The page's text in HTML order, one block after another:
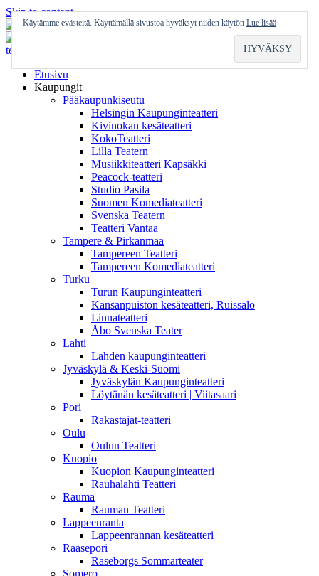
Skip to content
Etusivu
Kaupungit
Pääkaupunkiseutu
Helsingin Kaupunginteatteri
Kivinokan kesäteatteri
KokoTeatteri
Lilla Teatern
Musiikkiteatteri Kapsäkki
Peacock-teatteri
Studio Pasila
Suomen Komediateatteri
Svenska Teatern
Teatteri Vantaa
Tampere & Pirkanmaa
Tampereen Teatteri
Tampereen Komediateatteri
Turku
Turun Kaupunginteatteri
Kansanpuiston kesäteatteri, Ruissalo
Linnateatteri
Åbo Svenska Teater
Lahti
Lahden kaupunginteatteri
Jyväskylä & Keski-Suomi
Jyväskylän Kaupunginteatteri
Löytänän kesäteatteri | Viitasaari
Pori
Rakastajat-teatteri
Oulu
Oulun Teatteri
Kuopio
Kuopion Kaupunginteatteri
Rauhalahti Teatteri
Rauma
Rauman Teatteri
Lappeenranta
Lappeenrannan kesäteatteri
Raasepori
Raseborgs Sommarteater
Somero
Käytämme evästeitä. Käyttämällä sivustoa hyväksyt niiden käytön Lue lisää